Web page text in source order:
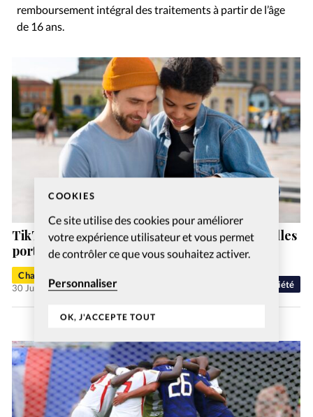
COOKIES
Ce site utilise des cookies pour améliorer
votre expérience utilisateur et vous permet
de contrôler ce que vous souhaitez activer.
Personnaliser
OK, J'ACCEPTE TOUT
remboursement intégral des traitements à partir de l’âge
de 16 ans.
Société
TikTok, YouTube et Instagram sont les nouvelles
portes d’entrée de la foi chrétienne
Charlotte Moulin
30 Juil 2026